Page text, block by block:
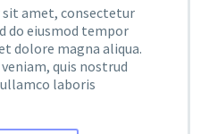
amet, consectetur
do eiusmod tempor
dolore magna aliqua.
quis nostrud
laboris